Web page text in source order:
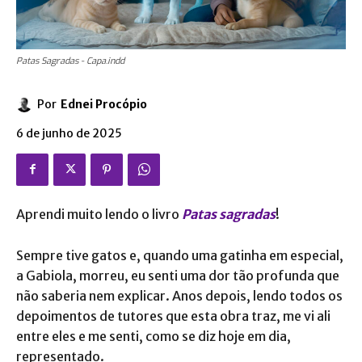
Patas Sagradas - Capa.indd
Por Ednei Procópio
6 de junho de 2025
Aprendi muito lendo o livro Patas sagradas!
Sempre tive gatos e, quando uma gatinha em especial,
a Gabiola, morreu, eu senti uma dor tão profunda que
não saberia nem explicar. Anos depois, lendo todos os
depoimentos de tutores que esta obra traz, me vi ali
entre eles e me senti, como se diz hoje em dia,
representado.